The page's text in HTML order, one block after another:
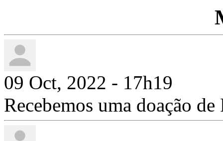
09 Oct, 2022 - 17h19
Recebemos uma doação